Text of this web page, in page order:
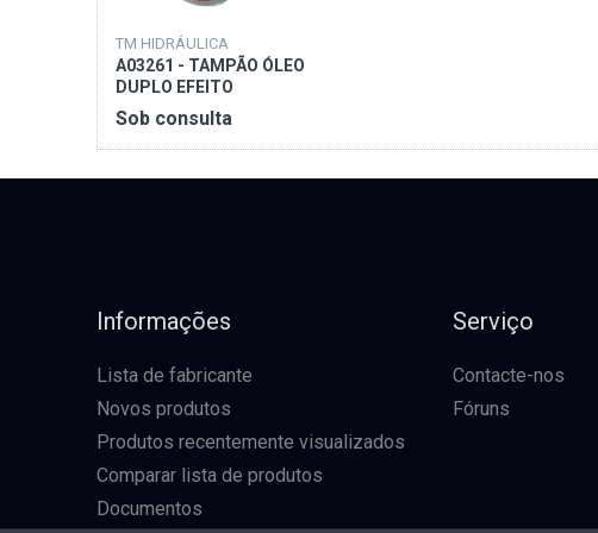
TM HIDRÁULICA
A03261 - TAMPÃO ÓLEO
DUPLO EFEITO
Sob consulta
Informações
Lista de fabricante
Novos produtos
Produtos recentemente visualizados
Comparar lista de produtos
Documentos
Serviço
Contacte-nos
Fóruns